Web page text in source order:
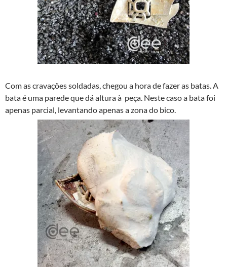
Com as cravações soldadas, chegou a hora de fazer as batas. A
bata é uma parede que dá altura à peça. Neste caso a bata foi
apenas parcial, levantando apenas a zona do bico.